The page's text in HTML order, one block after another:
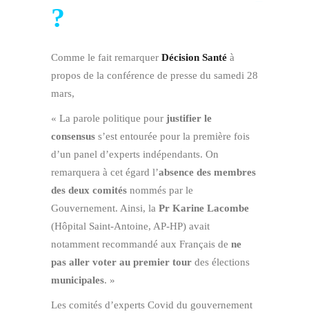
?
Comme le fait remarquer Décision Santé à
propos de la conférence de presse du samedi 28
mars,
« La parole politique pour justifier le
consensus s’est entourée pour la première fois
d’un panel d’experts indépendants. On
remarquera à cet égard l’absence des membres
des deux comités nommés par le
Gouvernement. Ainsi, la Pr Karine Lacombe
(Hôpital Saint-Antoine, AP-HP) avait
notamment recommandé aux Français de ne
pas aller voter au premier tour des élections
municipales. »
Les comités d’experts Covid du gouvernement